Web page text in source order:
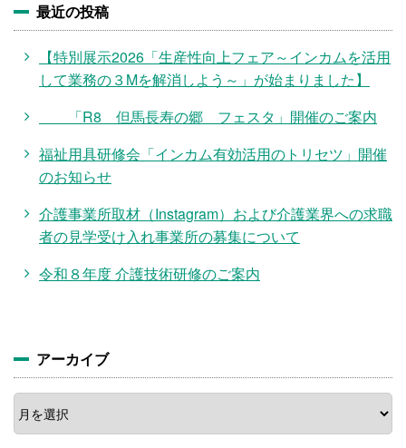
最近の投稿
【特別展示2026「生産性向上フェア～インカムを活用
して業務の３Mを解消しよう～」が始まりました】
「R8 但馬長寿の郷 フェスタ」開催のご案内
福祉用具研修会「インカム有効活用のトリセツ」開催
のお知らせ
介護事業所取材（Instagram）および介護業界への求職
者の見学受け入れ事業所の募集について
令和８年度 介護技術研修のご案内
アーカイブ
ア
ー
カ